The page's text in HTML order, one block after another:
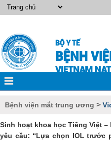
BỘ Y TẾ
BỆNH
VIETNAM
Bệnh viện mắt trung ương >
Sinh hoạt khoa học Tiếng Việt
yêu cầu: “Lựa chọn IOL trước